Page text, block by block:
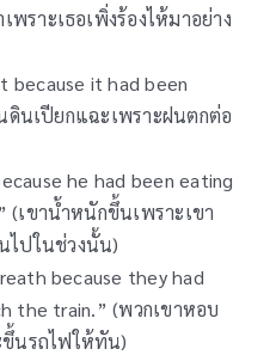
พราะเธอเพิ่งร้องไห้มาอย่าง
because it had been
ดินเปียกแฉะเพราะฝนตกต่อ
he had been eating
(เขาน้ำหนักขึ้นเพราะเขา
ไปในช่วงนั้น)
because they had
the train.” (พวกเขาหอบ
ขึ้นรถไฟให้ทัน)